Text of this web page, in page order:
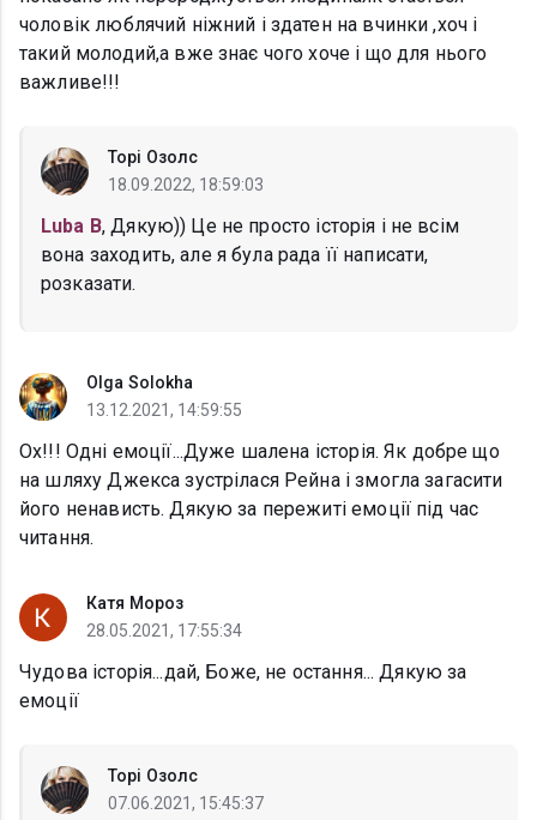
чоловік люблячий ніжний і здатен на вчинки ,хоч і
такий молодий,а вже знає чого хоче і що для нього
важливе!!!
Торі Озолс
18.09.2022, 18:59:03
Luba B, Дякую)) Це не просто історія і не всім
вона заходить, але я була рада її написати,
розказати.
Olga Solokha
13.12.2021, 14:59:55
Ох!!! Одні емоції...Дуже шалена історія. Як добре що
на шляху Джекса зустрілася Рейна і змогла загасити
його ненависть. Дякую за пережиті емоції під час
читання.
Катя Мороз
28.05.2021, 17:55:34
Чудова історія...дай, Боже, не остання... Дякую за
емоції
Торі Озолс
07.06.2021, 15:45:37